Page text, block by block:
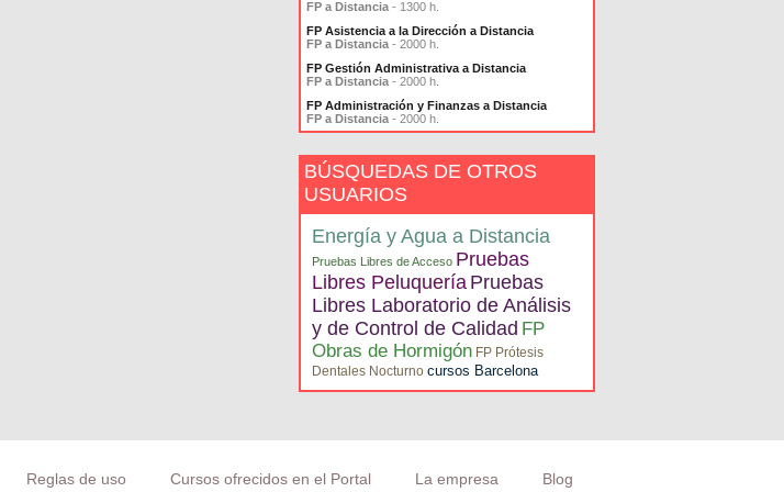
FP a Distancia - 1300 h.
FP Asistencia a la Dirección a Distancia
FP a Distancia - 2000 h.
FP Gestión Administrativa a Distancia
FP a Distancia - 2000 h.
FP Administración y Finanzas a Distancia
FP a Distancia - 2000 h.
BÚSQUEDAS DE OTROS
USUARIOS
Energía y Agua a Distancia
Pruebas Libres de Acceso Pruebas
Libres Peluquería Pruebas
Libres Laboratorio de Análisis
y de Control de Calidad FP
Obras de Hormigón FP Prótesis
Dentales Nocturno cursos Barcelona
Reglas de uso Cursos ofrecidos en el Portal La empresa Blog